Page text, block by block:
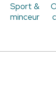
Sport &
minceur